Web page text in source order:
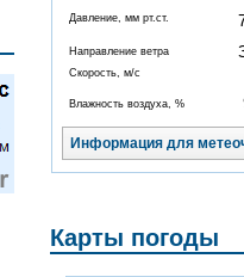
Давление, мм рт.ст.
Направление ветра
Скорость, м/с
Влажность воздуха, %
Информация для
Карты погоды